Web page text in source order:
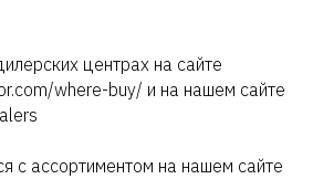
центрах на сайте
where-buy/ и на нашем сайте
с ассортиментом на нашем сайте